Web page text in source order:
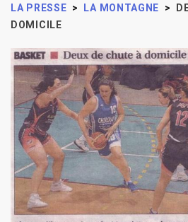
LA PRESSE > LA MONTAGNE >
DOMICILE